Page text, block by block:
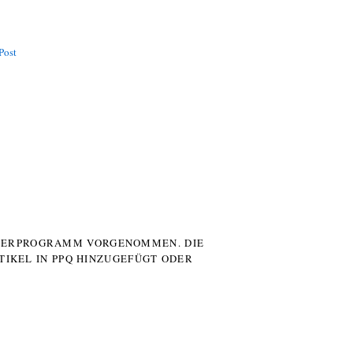
VORGENOMMEN. DIE
IN PPQ HINZUGEFÜGT ODER